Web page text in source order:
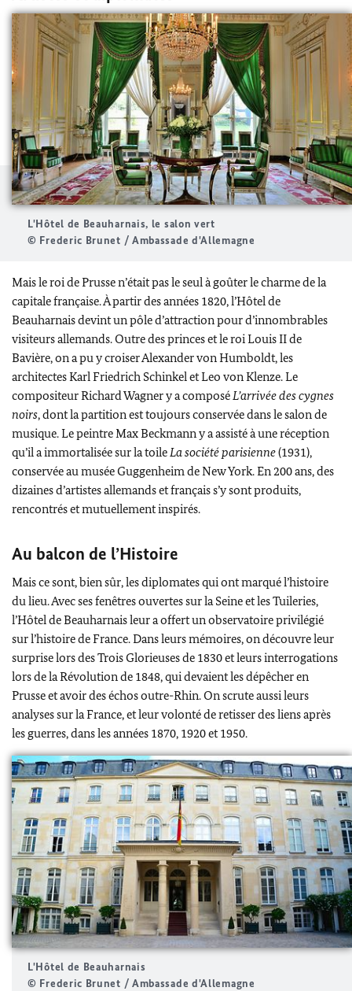
L'Hôtel de Beauharnais, le salon vert
© Frederic Brunet / Ambassade d'Allemagne
Mais le roi de Prusse n’était pas le seul à goûter le charme de la
capitale française. À partir des années 1820, l’Hôtel de
Beauharnais devint un pôle d’attraction pour d’innombrables
visiteurs allemands. Outre des princes et le roi Louis II de
Bavière, on a pu y croiser Alexander von Humboldt, les
architectes Karl Friedrich Schinkel et Leo von Klenze. Le
compositeur Richard Wagner y a composéL’arrivée des cygnes
noirs, dont la partition est toujours conservée dans le salon de
musique. Le peintre Max Beckmann y a assisté à une réception
qu’il a immortalisée sur la toileLa société parisienne(1931),
conservée au musée Guggenheim de New York. En 200 ans, des
dizaines d’artistes allemands et français s’y sont produits,
rencontrés et mutuellement inspirés.
Au balcon de l’Histoire
Mais ce sont, bien sûr, les diplomates qui ont marqué l’histoire
du lieu. Avec ses fenêtres ouvertes sur la Seine et les Tuileries,
l’Hôtel de Beauharnais leur a offert un observatoire privilégié
sur l’histoire de France. Dans leurs mémoires, on découvre leur
surprise lors des Trois Glorieuses de 1830 et leurs interrogations
lors de la Révolution de 1848, qui devaient les dépêcher en
Prusse et avoir des échos outre-Rhin. On scrute aussi leurs
analyses sur la France, et leur volonté de retisser des liens après
les guerres, dans les années 1870, 1920 et 1950.
L'Hôtel de Beauharnais
© Frederic Brunet / Ambassade d'Allemagne